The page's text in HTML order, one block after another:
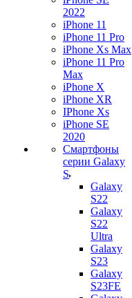
2022
iPhone 11
iPhone 11 Pro
iPhone Xs Max
iPhone 11 Pro
Max
iPhone X
iPhone XR
IPhone Xs
iPhone SE
2020
Смартфоны
серии Galaxy
S
Galaxy
S22
Galaxy
S22
Ultra
Galaxy
S23
Galaxy
S23FE